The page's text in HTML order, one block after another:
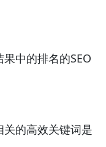
中的排名的SEO
的高效关键词是